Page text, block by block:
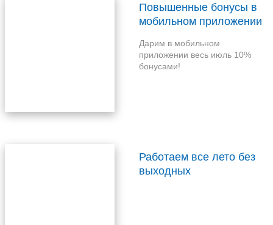
Повышенные бонусы в
мобильном приложении
Дарим в мобильном
приложении весь июль 10%
бонусами!
Работаем все лето без
выходных